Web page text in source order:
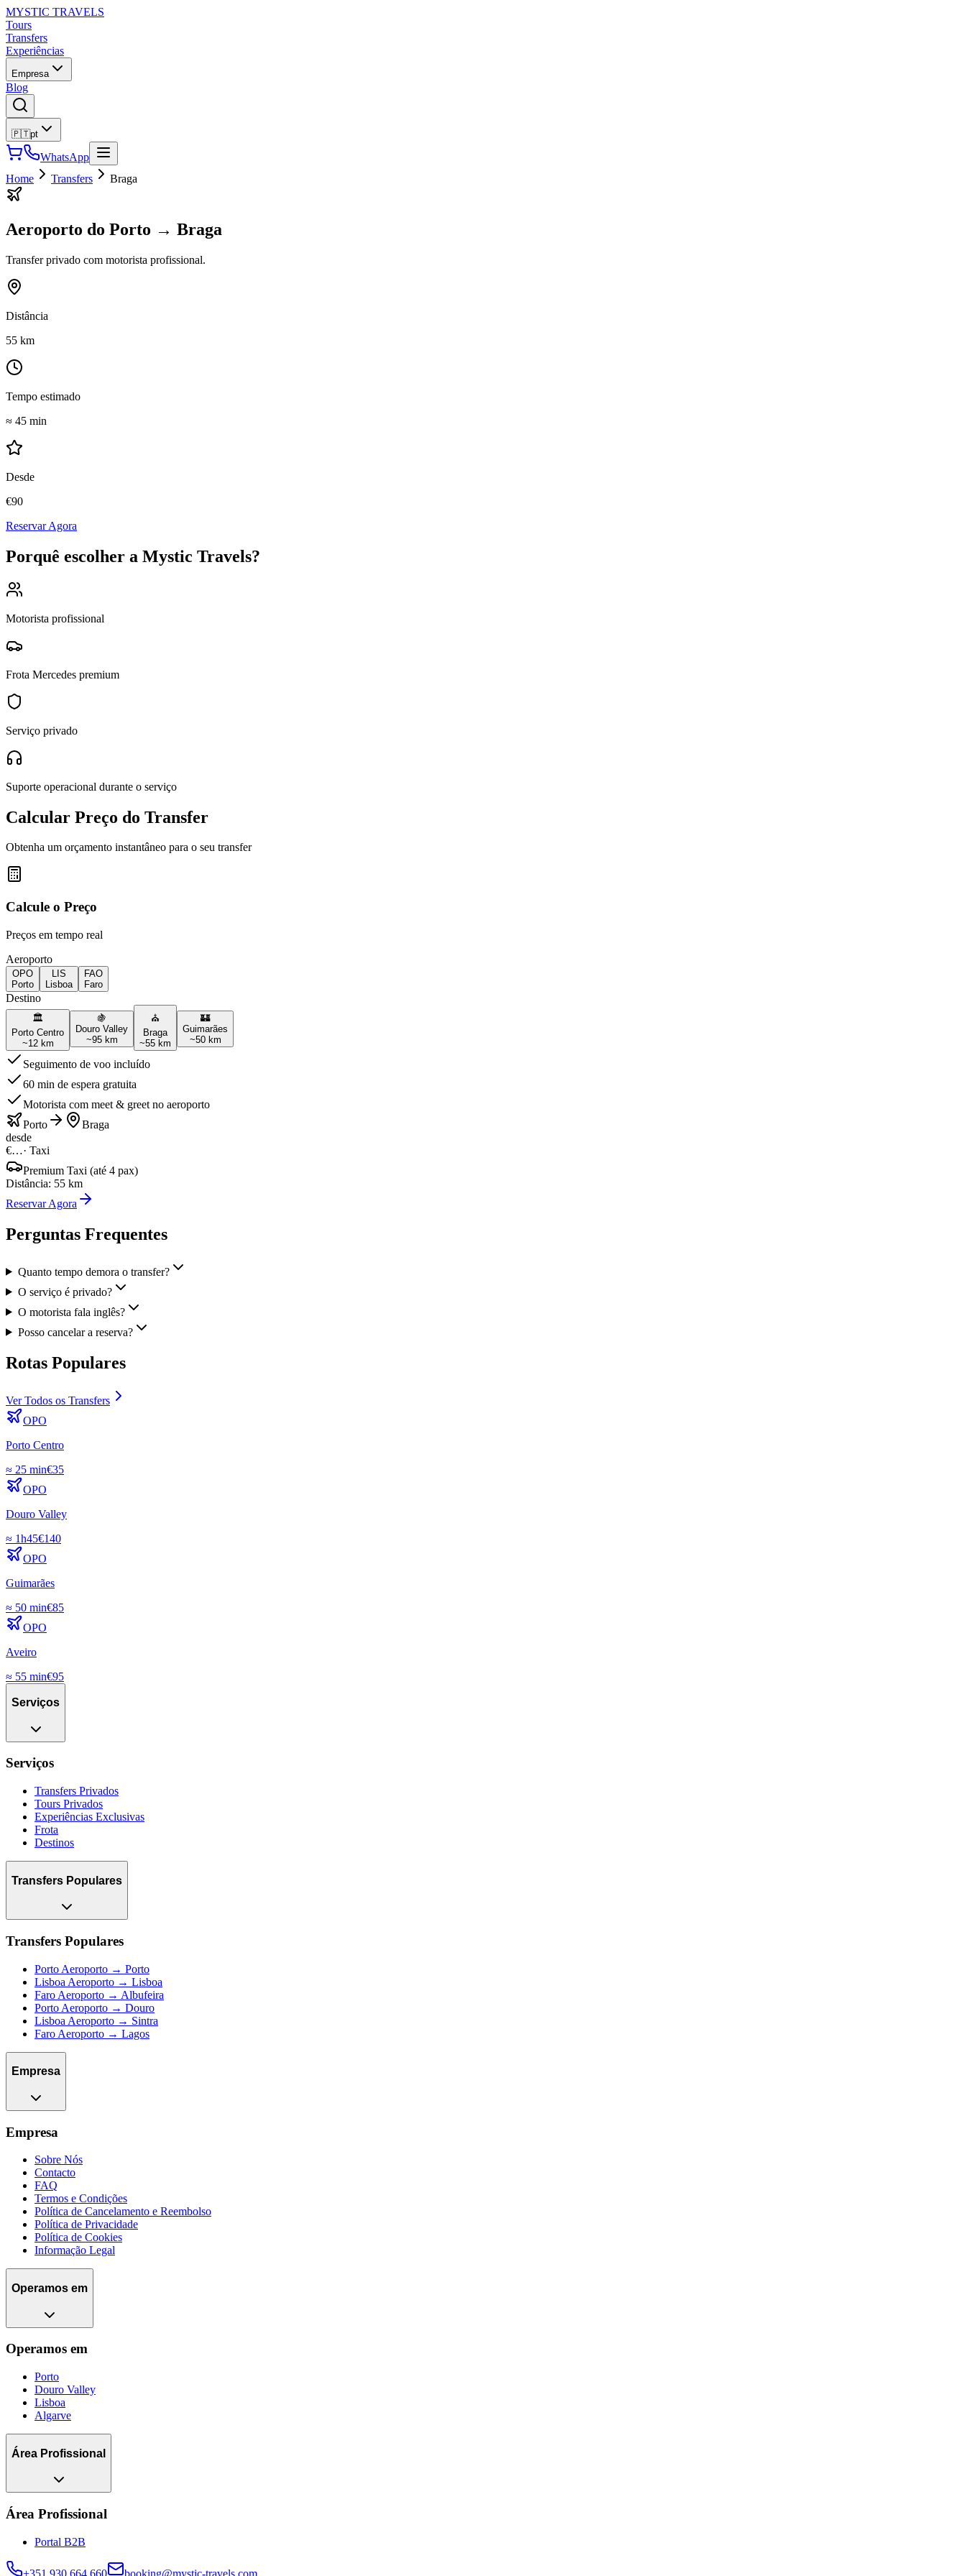
MYSTIC TRAVELS
Tours
Transfers
Experiências
Empresa
Blog
🇵🇹pt
WhatsApp
Home
Transfers Braga
Aeroporto do Porto → Braga
Transfer privado com motorista profissional.
Distância
55 km
Tempo estimado
≈ 45 min
Desde
€90
Reservar Agora
Porquê escolher a Mystic Travels?
Motorista profissional
Frota Mercedes premium
Serviço privado
Suporte operacional durante o serviço
Calcular Preço do Transfer
Obtenha um orçamento instantâneo para o seu transfer
Calcule o Preço
Preços em tempo real
Aeroporto
OPO
Porto
LIS
Lisboa
FAO
Faro
Destino
🏛️
Porto Centro
~12km
🍇
Douro Valley
~95km
⛪
Braga
~55 km
🏰
Guimarães
~50km
Seguimento de voo incluído
60 min de espera gratuita
Motorista com meet & greet no aeroporto
Porto
Braga
desde
€…· Taxi
Premium Taxi (até 4 pax)
Distância: 55 km
Reservar Agora
Perguntas Frequentes
Quanto tempo demora o transfer?
O serviço é privado?
O motorista fala inglês?
Posso cancelar a reserva?
Rotas Populares
Ver Todos os Transfers
OPO
Porto Centro
≈ 25 min€35
OPO
Douro Valley
≈ 1h45€140
OPO
Guimarães
≈ 50 min€85
OPO
Aveiro
≈ 55 min€95
Serviços
Serviços
Transfers Privados
Tours Privados
Experiências Exclusivas
Frota
Destinos
Transfers Populares
Transfers Populares
Porto Aeroporto → Porto
Lisboa Aeroporto → Lisboa
Faro Aeroporto → Albufeira
Porto Aeroporto → Douro
Lisboa Aeroporto → Sintra
Faro Aeroporto → Lagos
Empresa
Empresa
Sobre Nós
Contacto
FAQ
Termos e Condições
Política de Cancelamento e Reembolso
Política de Privacidade
Política de Cookies
Informação Legal
Operamos em
Operamos em
Porto
Douro Valley
Lisboa
Algarve
Área Profissional
Área Profissional
Portal B2B
+351 930 664 660 booking@mystic-travels.com